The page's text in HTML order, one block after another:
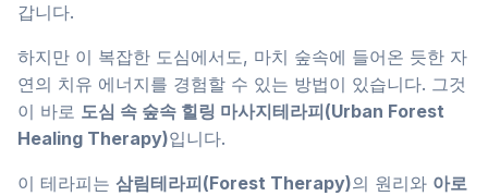
갑니다.
하지만 이 복잡한 도심에서도, 마치 숲속에 들어온 듯한 자
연의 치유 에너지를 경험할 수 있는 방법이 있습니다. 그것
이 바로 도심 속 숲속 힐링 마사지테라피(Urban Forest
Healing Therapy)입니다.
이 테라피는 삼림테라피(Forest Therapy)의 원리와 아로